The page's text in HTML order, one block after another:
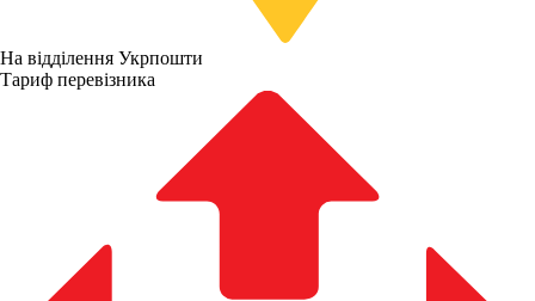
На відділення Укрпошти
Тариф перевізника